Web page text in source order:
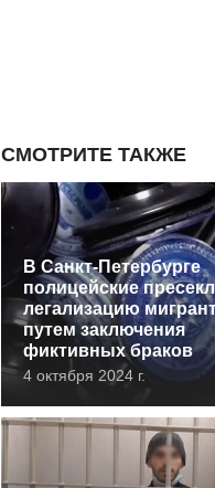
СМОТРИТЕ ТАКЖЕ
В Санкт-Петербурге
полицейские
легализацию
путем заключения
фиктивных браков
4 октября 2024 г.